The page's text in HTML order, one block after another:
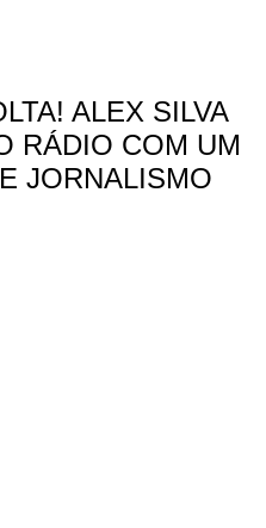
ALEX SILVA
RÁDIO COM UM
JORNALISMO